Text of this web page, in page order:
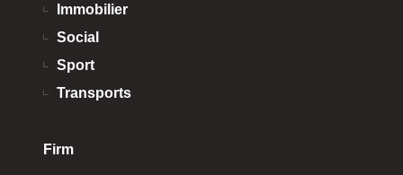
Immobilier
Social
Sport
Transports
Firm